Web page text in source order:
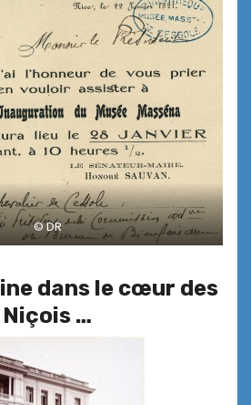
© DR
dans le cœur des
Niçois …